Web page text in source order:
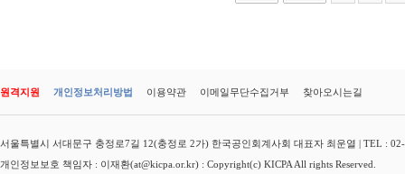
원격지원 개인정보처리방법 이용약관 이메일무단수집거부 찾아오시는길
서울특별시 서대문구 충정로7길 12(충정로 2가) 한국공인회계사회 대표자 최운열 | TEL :
개인정보보호 책임자 : 이재환(at@kicpa.or.kr) : Copyright(c) KICPA All rights Reserved.